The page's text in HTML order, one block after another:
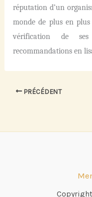
réputation d’un
monde de plus en
vérification de
recommandations en
PRÉCÉDENT